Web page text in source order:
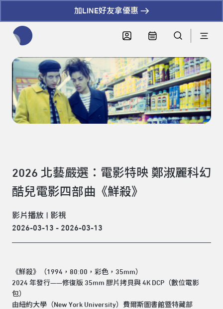
加LINE好友拿優惠
2026 北藝嚴選：電影特映 鄭淑麗科幻
酷兒電影四部曲《鮮殺》
影片播放 | 影視
2026-03-13 - 2026-03-13
《鮮殺》（1994，80:00，彩色，35mm）
2024 年發行——修復版 35mm 膠片拷貝與 4K DCP（數位電影
包）
由紐約大學（New York University）費爾斯圖書館暨特藏部